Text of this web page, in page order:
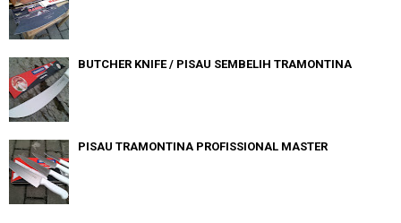
BUTCHER KNIFE / PISAU SEMBELIH TRAMONTINA
PISAU TRAMONTINA PROFISSIONAL MASTER